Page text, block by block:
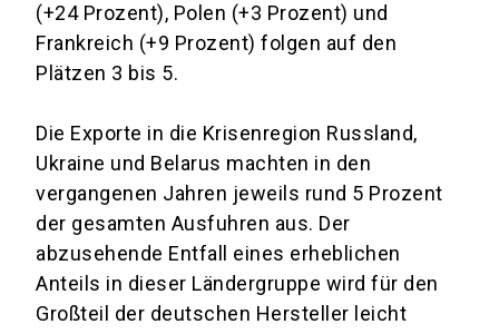
(+24 Prozent), Polen (+3 Prozent) und
Frankreich (+9 Prozent) folgen auf den
Plätzen 3 bis 5.
Die Exporte in die Krisenregion Russland,
Ukraine und Belarus machten in den
vergangenen Jahren jeweils rund 5 Prozent
der gesamten Ausfuhren aus. Der
abzusehende Entfall eines erheblichen
Anteils in dieser Ländergruppe wird für den
Großteil der deutschen Hersteller leicht